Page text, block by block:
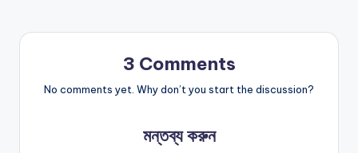
3 Comments
No comments yet. Why don’t you start the discussion?
মন্তব্য করুন